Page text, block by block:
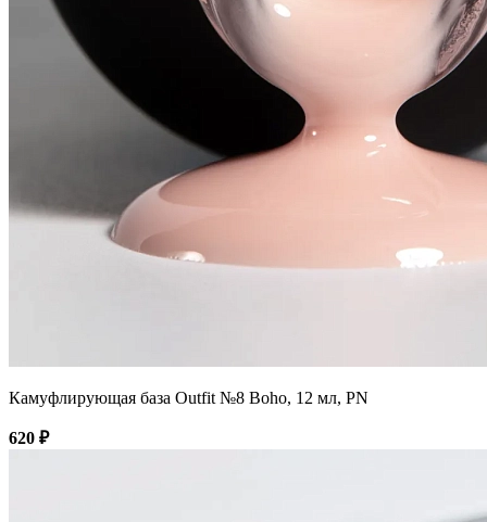
Камуфлирующая база Outfit №8 Boho, 12 мл, PN
620 ₽